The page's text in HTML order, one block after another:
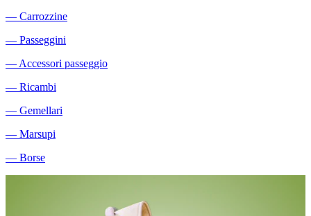
― Carrozzine
― Passeggini
― Accessori passeggio
― Ricambi
― Gemellari
― Marsupi
― Borse